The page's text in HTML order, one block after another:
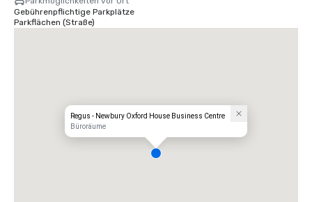
Gebührenpflichtige Parkplätze
Parkflächen (Straße)
Regus - Newbury Oxford House Business Centre
Büroräume